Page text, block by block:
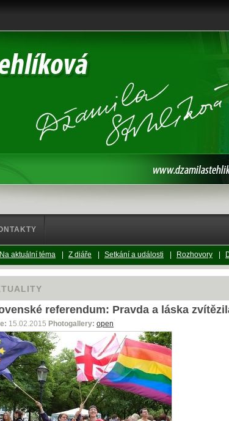
referendum: Pravda a láska
15.02.2015 Photogallery: open
Na aktuální téma Z diáře Setkání a události Rozhovory